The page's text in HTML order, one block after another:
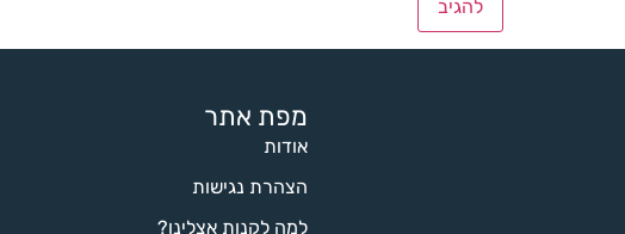
מפת אתר
אודות
הצהרת נגישות
למה לקנות אצלינו?